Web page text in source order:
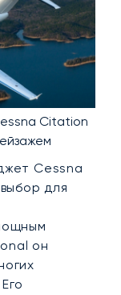
Citation
Cessna
для
он